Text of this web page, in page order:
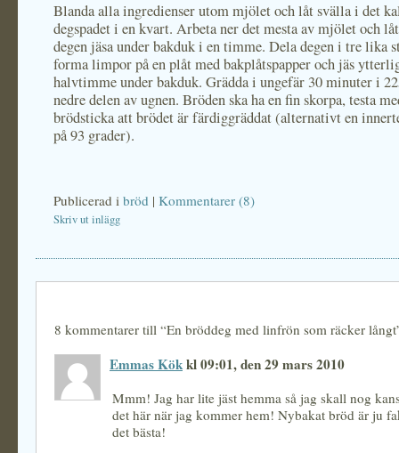
Blanda alla ingredienser utom mjölet och låt svälla i det
degspadet i en kvart. Arbeta ner det mesta av mjölet och
degen jäsa under bakduk i en timme. Dela degen i tre lika
forma limpor på en plåt med bakplåtspapper och jäs
halvtimme under bakduk. Grädda i ungefär 30 minuter i
nedre delen av ugnen. Bröden ska ha en fin skorpa, testa
brödsticka att brödet är färdiggräddat (alternativt en
på 93 grader).
Publicerad i bröd | Kommentarer (8)
Skriv ut inlägg
8 kommentarer till “En bröddeg med linfrön som räcker
Emmas Kökkl 09:01, den 29 mars 2010
Mmm! Jag har lite jäst hemma så jag skall nog
det här när jag kommer hem! Nybakat bröd är ju
det bästa!